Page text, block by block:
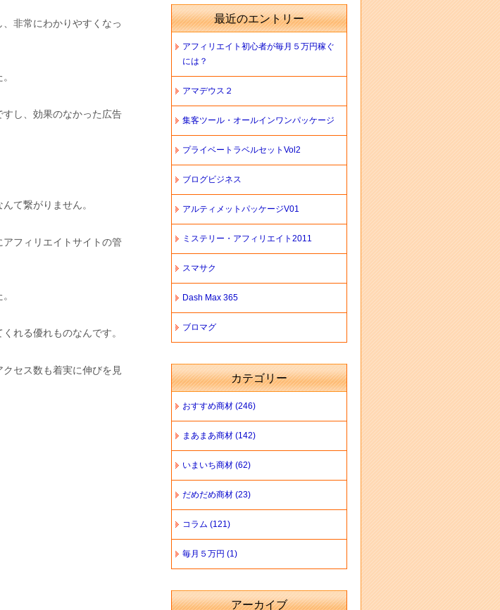
非常にわかりやすくなっ
し、効果のなかった広告
て繋がりません。
フィリエイトサイトの管
れる優れものなんです。
セス数も着実に伸びを見
最近のエントリー
アフィリエイト初心者が毎月５万円稼ぐ
には？
アマデウス２
集客ツール・オールインワンパッケージ
プライベートラベルセットVol2
ブログビジネス
アルティメットパッケージV01
ミステリー・アフィリエイト2011
スマサク
Dash Max 365
ブロマグ
カテゴリー
おすすめ商材 (246)
まあまあ商材 (142)
いまいち商材 (62)
だめだめ商材 (23)
コラム (121)
毎月５万円 (1)
アーカイブ